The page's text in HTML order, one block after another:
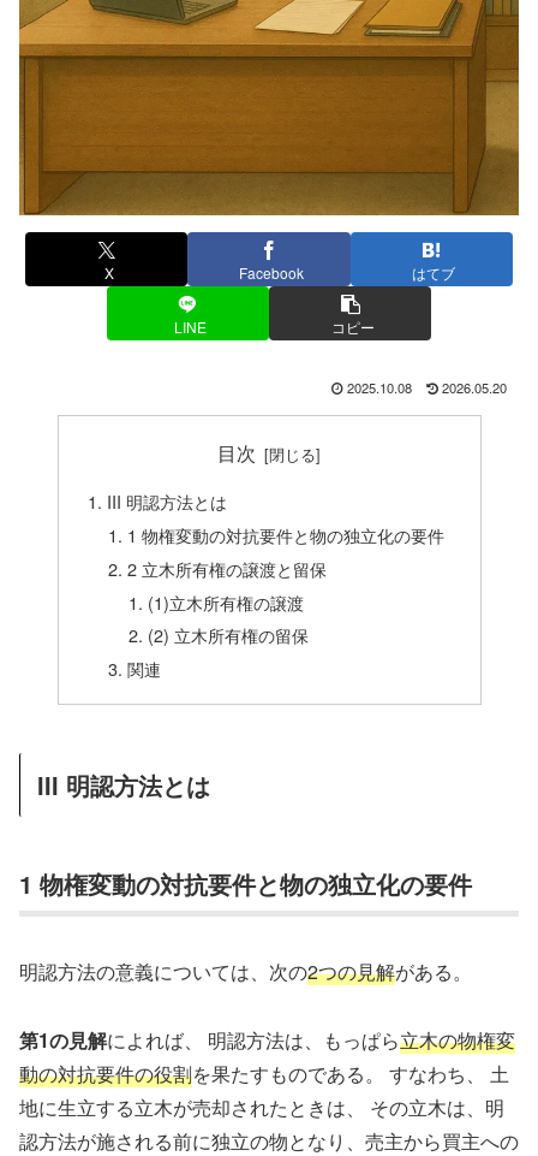
X Facebook はてブ
LINE コピー
2025.10.08 2026.05.20
目次
III 明認方法とは
1 物権変動の対抗要件と物の独立化の要件
2 立木所有権の譲渡と留保
(1)立木所有権の譲渡
(2) 立木所有権の留保
関連
III 明認方法とは
1 物権変動の対抗要件と物の独立化の要件
明認方法の意義については、次の2つの見解がある。
第1の見解によれば、 明認方法は、もっぱら立木の物権変
動の対抗要件の役割を果たすものである。 すなわち、 土
地に生立する立木が売却されたときは、 その立木は、明
認方法が施される前に独立の物となり、売主から買主への